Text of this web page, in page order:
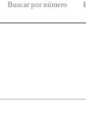
Buscar por número